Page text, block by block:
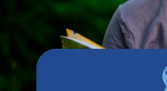
Ry
Syöpäyhdistyksen
jäsenjärjestö.